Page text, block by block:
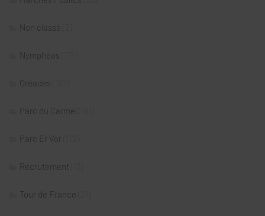
Non classé
Nymphéas
Oréades
Parc du Carmel
Parc Er Vor
Recrutement
Tour de France